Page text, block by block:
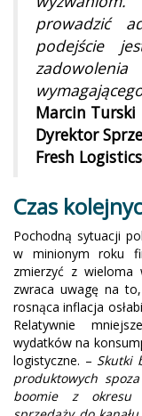
prowadzić
podejście
Marcin Turski
Dyrektor
Fresh
Czas
Pochodną sytuacji
w minionym roku
zmierzyć z wieloma
zwraca uwagę na
rosnąca inflacja
Relatywnie
wydatków na
logistyczne. – Skutki
produktowych
boomie z okresu